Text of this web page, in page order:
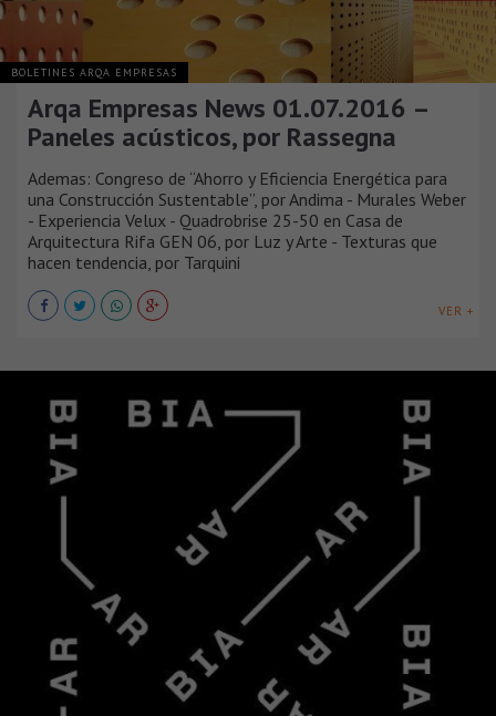
BOLETINES ARQA EMPRESAS
Arqa Empresas News 01.07.2016 –
Paneles acústicos, por Rassegna
Ademas: Congreso de “Ahorro y Eficiencia Energética para
una Construcción Sustentable”, por Andima - Murales Weber
- Experiencia Velux - Quadrobrise 25-50 en Casa de
Arquitectura Rifa GEN 06, por Luz y Arte - Texturas que
hacen tendencia, por Tarquini
VER +